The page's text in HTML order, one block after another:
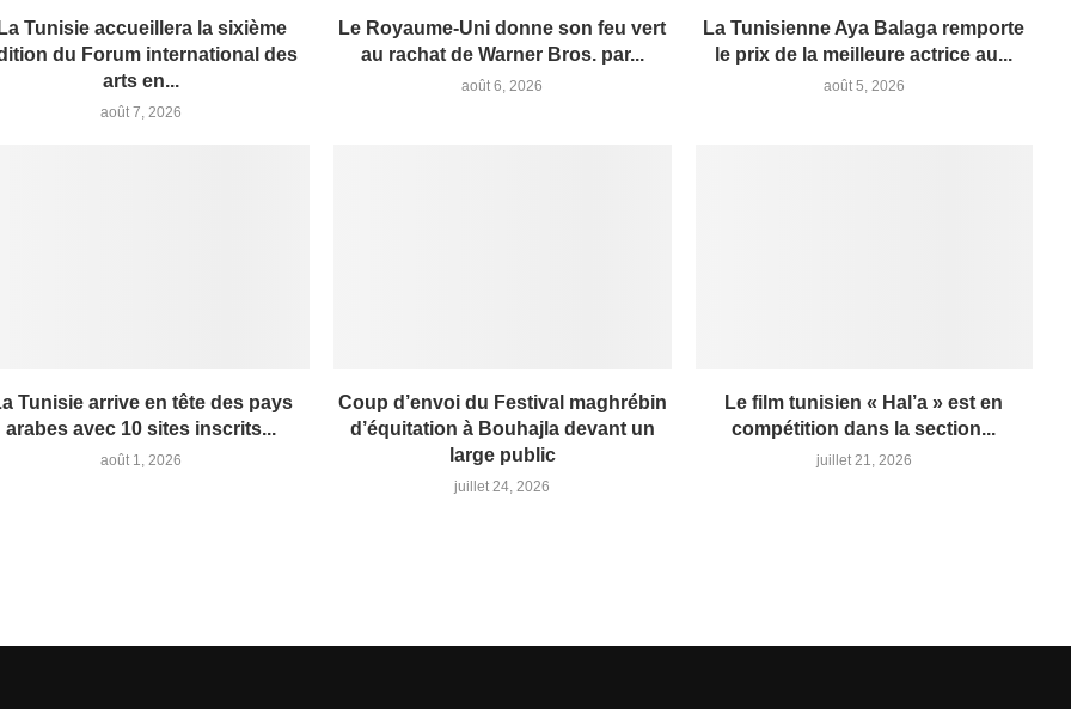
Tunisie accueillera la sixième
du Forum international des
arts en...
août 7, 2026
Le Royaume-Uni donne son feu vert
au rachat de Warner Bros. par...
août 6, 2026
La Tunisienne Aya Balaga remporte
le prix de la meilleure actrice au...
août 5, 2026
Tunisie arrive en tête des pays
arabes avec 10 sites inscrits...
août 1, 2026
Coup d’envoi du Festival maghrébin
d’équitation à Bouhajla devant un
large public
juillet 24, 2026
Le film tunisien « Hal’a » est en
compétition dans la section...
juillet 21, 2026